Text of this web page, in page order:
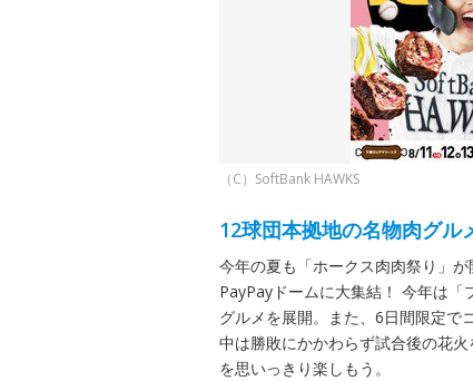
（C）SoftBank HAWKS
12球団本拠地の名物肉グル
今年の夏も「ホークス肉肉祭り」
PayPayドームに大集結！ 今年は
グルメを展開。また、6日間限定で
中は勝敗にかかわらず試合後の花
を思いっきり楽しもう。